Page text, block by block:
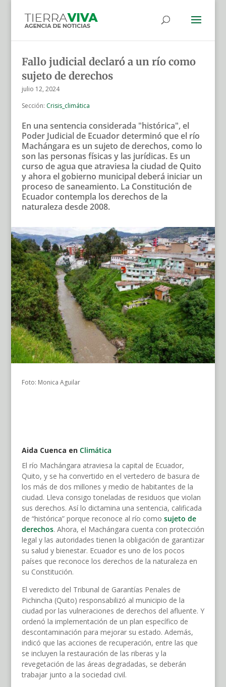
Fallo judicial declaró a un río como
sujeto de derechos
julio 12, 2024
Sección: Crisis_climática
En una sentencia considerada "histórica", el
Poder Judicial de Ecuador determinó que el río
Machángara es un sujeto de derechos, como lo
son las personas físicas y las jurídicas. Es un
curso de agua que atraviesa la ciudad de Quito
y ahora el gobierno municipal deberá iniciar un
proceso de saneamiento. La Constitución de
Ecuador contempla los derechos de la
naturaleza desde 2008.
Foto: Monica Aguilar
Aida Cuenca en Climática
El río Machángara atraviesa la capital de Ecuador,
Quito, y se ha convertido en el vertedero de basura de
los más de dos millones y medio de habitantes de la
ciudad. Lleva consigo toneladas de residuos que violan
sus derechos. Así lo dictamina una sentencia, calificada
de “histórica” porque reconoce al río como sujeto de
derechos. Ahora, el Machángara cuenta con protección
legal y las autoridades tienen la obligación de garantizar
su salud y bienestar. Ecuador es uno de los pocos
países que reconoce los derechos de la naturaleza en
su Constitución.
El veredicto del Tribunal de Garantías Penales de
Pichincha (Quito) responsabilizó al municipio de la
ciudad por las vulneraciones de derechos del afluente. Y
ordenó la implementación de un plan específico de
descontaminación para mejorar su estado. Además,
indicó que las acciones de recuperación, entre las que
se incluyen la restauración de las riberas y la
revegetación de las áreas degradadas, se deberán
trabajar junto a la sociedad civil.